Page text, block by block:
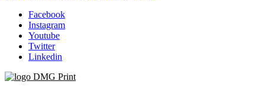
Facebook
Instagram
Youtube
Twitter
Linkedin